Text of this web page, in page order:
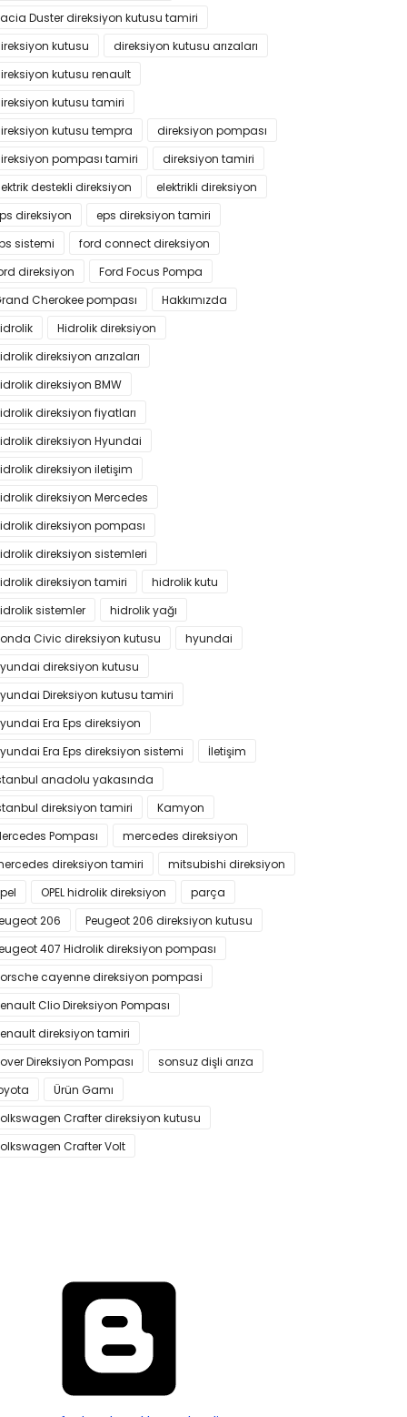
Duster direksiyon kutusu tamiri
kutusu
direksiyon kutusu arızaları
kutusu renault
kutusu tamiri
kutusu tempra
direksiyon pompası
pompası tamiri
direksiyon tamiri
destekli direksiyon
elektrikli direksiyon
direksiyon
eps direksiyon tamiri
sistemi
ford connect direksiyon
direksiyon
Ford Focus Pompa
Cherokee pompası
Hakkımızda
Hidrolik direksiyon
direksiyon arızaları
direksiyon BMW
direksiyon fiyatları
direksiyon Hyundai
direksiyon iletişim
direksiyon Mercedes
direksiyon pompası
direksiyon sistemleri
direksiyon tamiri
hidrolik kutu
sistemler
hidrolik yağı
Civic direksiyon kutusu
hyundai
direksiyon kutusu
Direksiyon kutusu tamiri
Era Eps direksiyon
Era Eps direksiyon sistemi
İletişim
anadolu yakasında
direksiyon tamiri
Kamyon
Pompası
mercedes direksiyon
direksiyon tamiri
mitsubishi direksiyon
OPEL hidrolik direksiyon
parça
206
Peugeot 206 direksiyon kutusu
407 Hidrolik direksiyon pompası
cayenne direksiyon pompasi
Clio Direksiyon Pompası
direksiyon tamiri
Direksiyon Pompası
sonsuz dişli arıza
Ürün Gamı
Crafter direksiyon kutusu
Crafter Volt